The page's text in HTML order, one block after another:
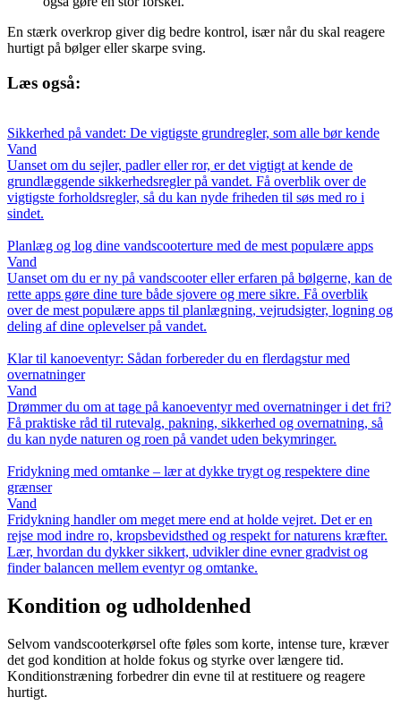
En stærk overkrop giver dig bedre kontrol, især når du skal reagere
hurtigt på bølger eller skarpe sving.
Læs også:
Sikkerhed på vandet: De vigtigste grundregler, som alle bør kende
Vand
Uanset om du sejler, padler eller ror, er det vigtigt at kende de
grundlæggende sikkerhedsregler på vandet. Få overblik over de
vigtigste forholdsregler, så du kan nyde friheden til søs med ro i
sindet.
Planlæg og log dine vandscooterture med de mest populære apps
Vand
Uanset om du er ny på vandscooter eller erfaren på bølgerne, kan de
rette apps gøre dine ture både sjovere og mere sikre. Få overblik
over de mest populære apps til planlægning, vejrudsigter, logning og
deling af dine oplevelser på vandet.
Klar til kanoeventyr: Sådan forbereder du en flerdagstur med
overnatninger
Vand
Drømmer du om at tage på kanoeventyr med overnatninger i det fri?
Få praktiske råd til rutevalg, pakning, sikkerhed og overnatning, så
du kan nyde naturen og roen på vandet uden bekymringer.
Fridykning med omtanke – lær at dykke trygt og respektere dine
grænser
Vand
Fridykning handler om meget mere end at holde vejret. Det er en
rejse mod indre ro, kropsbevidsthed og respekt for naturens kræfter.
Lær, hvordan du dykker sikkert, udvikler dine evner gradvist og
finder balancen mellem eventyr og omtanke.
Kondition og udholdenhed
Selvom vandscooterkørsel ofte føles som korte, intense ture, kræver
det god kondition at holde fokus og styrke over længere tid.
Konditionstræning forbedrer din evne til at restituere og reagere
hurtigt.